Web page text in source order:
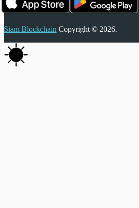
Siam Blockchain Copyright © 2026.